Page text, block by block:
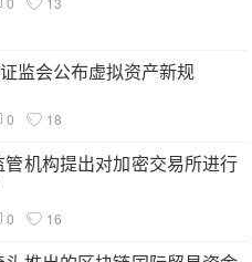
监会公布虚拟资产新规
0 18
机构提出对加密交易所进行
0 16